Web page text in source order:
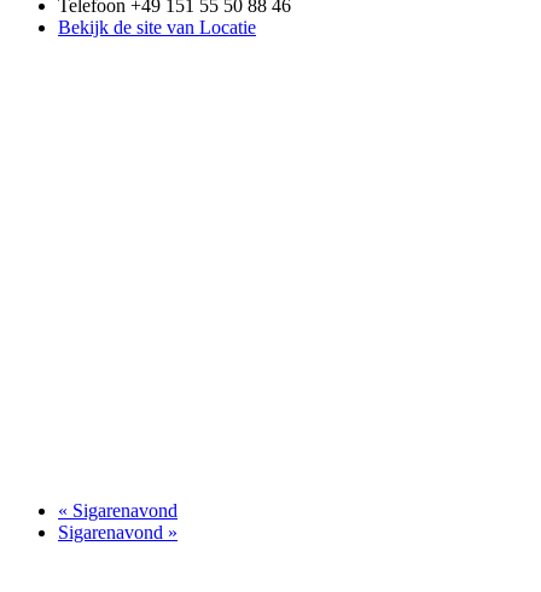
Telefoon +49 151 55 50 88 46
Bekijk de site van Locatie
« Sigarenavond
Sigarenavond »